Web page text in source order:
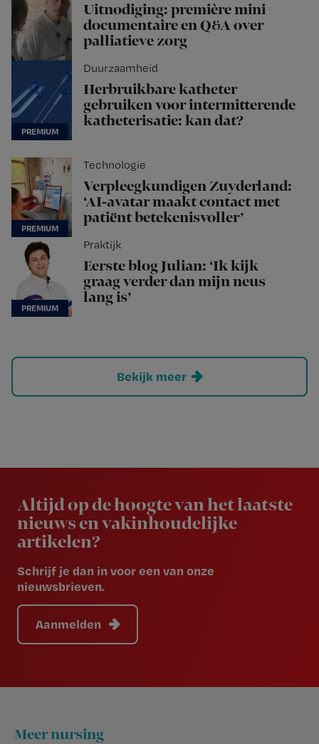
Uitnodiging: première mini
documentaire en Q&A over
palliatieve zorg
Duurzaamheid
Herbruikbare katheter
gebruiken voor intermitterende
katheterisatie: kan dat?
Technologie
Verpleegkundigen Zuyderland:
‘AI-avatar maakt contact met
patiënt betekenisvoller’
Praktijk
Eerste blog Julian: ‘Ik kijk
graag verder dan mijn neus
lang is’
Bekijk meer
Altijd op de hoogte van het laatste
nieuws en vakinhoudelijke
artikelen?
Schrijf je dan in voor een van onze
nieuwsbrieven.
Aanmelden
Footer
Meer nursing